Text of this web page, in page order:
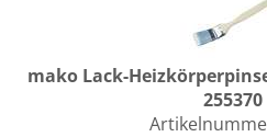
mako Lack-
255370